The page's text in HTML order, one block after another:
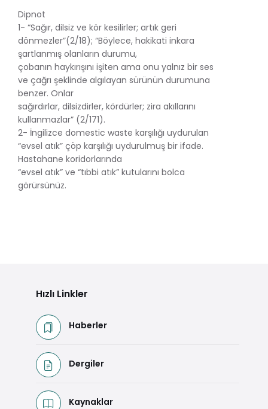
Dipnot
1- “Sağır, dilsiz ve kör kesilirler; artık geri
dönmezler”(2/18); “Böylece, hakikati inkara
şartlanmış olanların durumu,
çobanın haykırışını işiten ama onu yalnız bir ses
ve çağrı şeklinde algılayan sürünün durumuna
benzer. Onlar
sağırdırlar, dilsizdirler, kördürler; zira akıllarını
kullanmazlar” (2/171).
2- İngilizce domestic waste karşılığı uydurulan
“evsel atık” çöp karşılığı uydurulmuş bir ifade.
Hastahane koridorlarında
“evsel atık” ve “tıbbi atık” kutularını bolca
görürsünüz.
Hızlı Linkler
Haberler
Dergiler
Kaynaklar